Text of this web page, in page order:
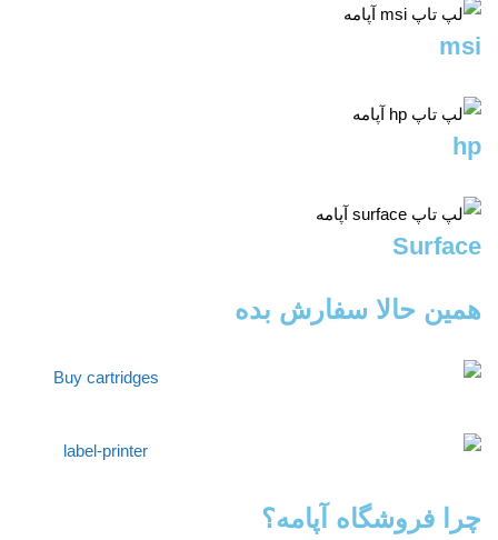
msi
hp
Surface
همین حالا سفارش بده
چرا فروشگاه آپامه؟